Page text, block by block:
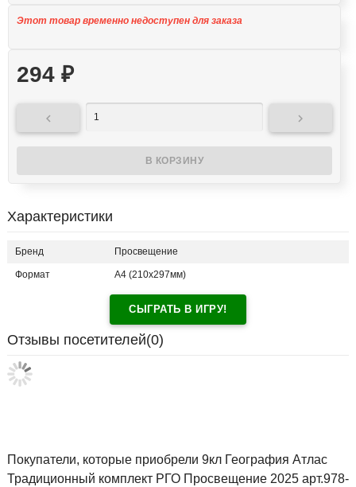
Этот товар временно недоступен для заказа
294 ₽
 
Характеристики
Бренд Просвещение
Формат A4 (210x297мм)
СЫГРАТЬ В ИГРУ!
Отзывы посетителей(0)
Покупатели, которые приобрели 9кл География Атлас
Традиционный комплект РГО Просвещение 2025 арт.978-